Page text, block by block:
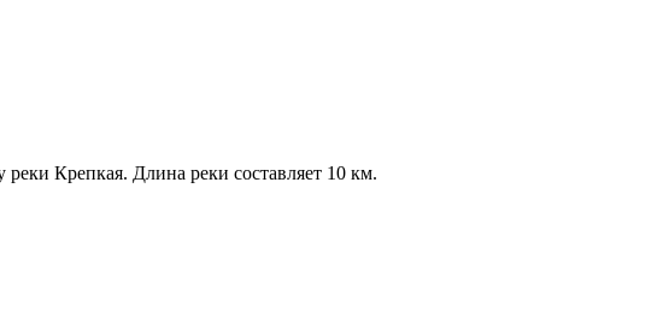
Крепкая. Длина реки составляет 10 км.